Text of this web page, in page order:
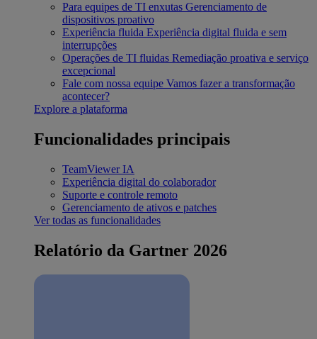
Para equipes de TI enxutas Gerenciamento de
dispositivos proativo
Experiência fluida Experiência digital fluida e sem
interrupções
Operações de TI fluidas Remediação proativa e serviço
excepcional
Fale com nossa equipe Vamos fazer a transformação
acontecer?
Explore a plataforma
Funcionalidades principais
TeamViewer IA
Experiência digital do colaborador
Suporte e controle remoto
Gerenciamento de ativos e patches
Ver todas as funcionalidades
Relatório da Gartner 2026